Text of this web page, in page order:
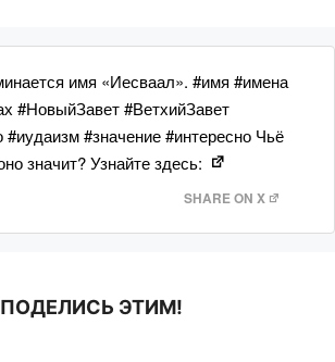
имя «Иесваал». #имя #имена
#НовыйЗавет #ВетхийЗавет
#иудаизм #значение #интересно Чьё
значит? Узнайте здесь:
SHARE ON X
ПОДЕЛИСЬ ЭТИМ!